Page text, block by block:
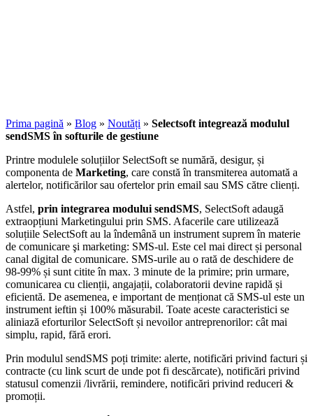
Prima pagină » Blog » Noutăți » Selectsoft integrează modulul
sendSMS în softurile de gestiune
Printre modulele soluțiilor SelectSoft se numără, desigur, și
componenta de Marketing, care constă în transmiterea automată a
alertelor, notificărilor sau ofertelor prin email sau SMS către clienți.
Astfel, prin integrarea modului sendSMS, SelectSoft adaugă
extraopțiuni Marketingului prin SMS. Afacerile care utilizează
soluțiile SelectSoft au la îndemână un instrument suprem în materie
de comunicare şi marketing: SMS-ul. Este cel mai direct și personal
canal digital de comunicare. SMS-urile au o rată de deschidere de
98-99% și sunt citite în max. 3 minute de la primire; prin urmare,
comunicarea cu clienții, angajații, colaboratorii devine rapidă și
eficientă. De asemenea, e important de menționat că SMS-ul este un
instrument ieftin și 100% măsurabil. Toate aceste caracteristici se
aliniază eforturilor SelectSoft și nevoilor antreprenorilor: cât mai
simplu, rapid, fără erori.
Prin modulul sendSMS poți trimite: alerte, notificări privind facturi și
contracte (cu link scurt de unde pot fi descărcate), notificări privind
statusul comenzii /livrării, remindere, notificări privind reduceri &
promoții.